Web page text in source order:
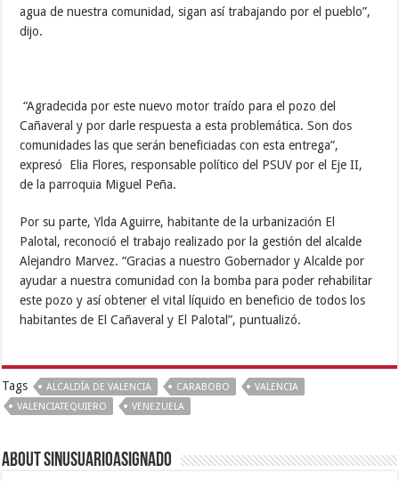
agua de nuestra comunidad, sigan así trabajando por el pueblo”,
dijo.
“Agradecida por este nuevo motor traído para el pozo del
Cañaveral y por darle respuesta a esta problemática. Son dos
comunidades las que serán beneficiadas con esta entrega”,
expresó Elia Flores, responsable político del PSUV por el Eje II,
de la parroquia Miguel Peña.
Por su parte, Ylda Aguirre, habitante de la urbanización El
Palotal, reconoció el trabajo realizado por la gestión del alcalde
Alejandro Marvez. “Gracias a nuestro Gobernador y Alcalde por
ayudar a nuestra comunidad con la bomba para poder rehabilitar
este pozo y así obtener el vital líquido en beneficio de todos los
habitantes de El Cañaveral y El Palotal”, puntualizó.
Tags ALCALDÍA DE VALENCIA CARABOBO
VALENCIA
VALENCIATEQUIERO
VENEZUELA
About sinusuarioasignado